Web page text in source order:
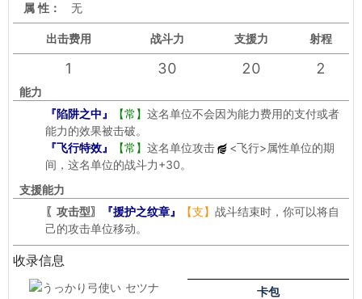
属 性： 无
出击费用 战斗力 支援力 射程
1 30 20 2
能力
『陷阱之中』
【常】 这名单位不会因为能力费用的支付或者
能力的效果被击破。
『飞行特效』
【常】 这名单位攻击 <飞行>属性单位的期
间，这名单位的战斗力+30。
支援能力
〖攻击型〗
『援护之纹章』 【支】 战斗结束时，你可以将自
己的攻击单位移动。
收录信息
卡包